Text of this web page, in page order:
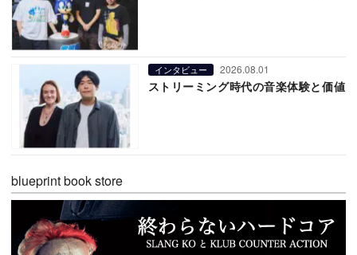
インタビュー 2026.08.01
ストリーミング時代の音楽体験と価値
blueprint book store